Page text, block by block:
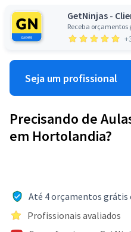
GetNinjas -
Receba orçamentos
Seja um profissional
Precisando de
em Hortolandia?
Até 4 orçamentos grátis
Profissionais avaliados